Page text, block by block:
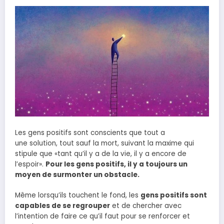
Les gens positifs sont conscients que tout a
une solution, tout sauf la mort, suivant la maxime qui
stipule que «tant qu’il y a de la vie, il y a encore de
l’espoir». Pour les gens positifs, il y a toujours un
moyen de surmonter un obstacle.
Même lorsqu’ils touchent le fond, les gens positifs sont
capables de se regrouper et de chercher avec
l’intention de faire ce qu’il faut pour se renforcer et